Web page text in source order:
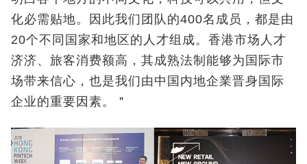
化必需贴地。因此我们团队的400名成员，都是由
20个不同国家和地区的人才组成。香港市场人才
济济、旅客消费额高，其成熟法制能够为国际市
场带来信心，也是我们由中国内地企業晋身国际
企业的重要因素。＂